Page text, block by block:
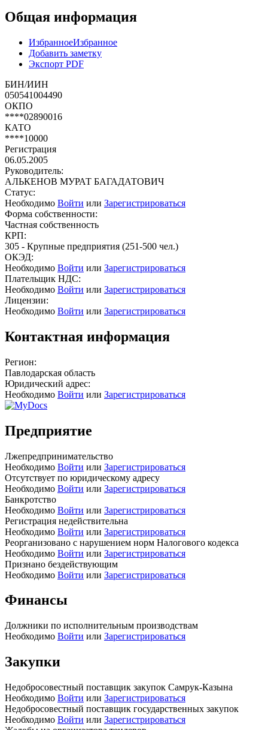
Общая информация
ИзбранноеИзбранное
Добавить заметку
Экспорт PDF
БИН/ИИН
050541004490
ОКПО
****02890016
КАТО
****10000
Регистрация
06.05.2005
Руководитель:
АЛЬКЕНОВ МУРАТ БАГАДАТОВИЧ
Статус:
Необходимо Войти или Зарегистрироваться
Форма собственности:
Частная собственность
КРП:
305 - Крупные предприятия (251-500 чел.)
ОКЭД:
Необходимо Войти или Зарегистрироваться
Плательщик НДС:
Необходимо Войти или Зарегистрироваться
Лицензии:
Необходимо Войти или Зарегистрироваться
Контактная информация
Регион:
Павлодарская область
Юридический адрес:
Необходимо Войти или Зарегистрироваться
Предприятие
Лжепредпринимательство
Необходимо Войти или Зарегистрироваться
Отсутствует по юридическому адресу
Необходимо Войти или Зарегистрироваться
Банкротство
Необходимо Войти или Зарегистрироваться
Регистрация недействительна
Необходимо Войти или Зарегистрироваться
Реорганизовано с нарушением норм Налогового кодекса
Необходимо Войти или Зарегистрироваться
Признано бездействующим
Необходимо Войти или Зарегистрироваться
Финансы
Должники по исполнительным производствам
Необходимо Войти или Зарегистрироваться
Закупки
Недобросовестный поставщик закупок Самрук-Казына
Необходимо Войти или Зарегистрироваться
Недобросовестный поставщик государственных закупок
Необходимо Войти или Зарегистрироваться